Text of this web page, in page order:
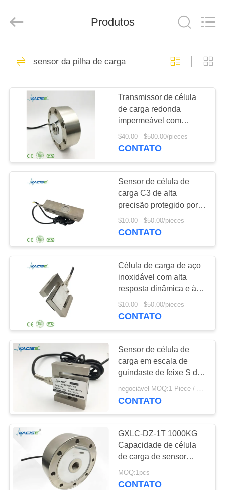
CASA
PRODUTOS
VÍDEOS
SOBRE
NÓS
EXCURSÃO
FÁBRICA
CONTROLE
QUALIDADE
CONTACTE-
NOS
NOTÍCIA
PEÇA
UMAS
CITAÇÕES
Optronics
Co.,Ltd..
Reserved.
sensor da qualidade
de água
632
Sensor de pressão
de precisão
802
Medidor de nível de
fluido
939
transmissor
nivelado do radar
187
Produtos
sensor da pilha de carga
Transmissor de célula
de carga redonda
impermeável com
classificação IP69 para
aplicações industriais
$40.00 - $500.00/pieces
CONTATO
Sensor de célula de
carga C3 de alta
precisão protegido por
aço inoxidável IP68 para
sistemas de pesagem
$10.00 - $50.00/pieces
CONTATO
Célula de carga de aço
inoxidável com alta
resposta dinâmica e à
prova d'água IP67 para
aplicações em básculas
$10.00 - $50.00/pieces
CONTATO
Sensor de célula de
carga em escala de
guindaste de feixe S de
alta precisão com
classificação IP69 e
CONTATO
GXLC-DZ-1T 1000KG
Capacidade de célula
de carga de sensor
pesado com tensão
bidirecional e
MOQ:1pcs
CONTATO